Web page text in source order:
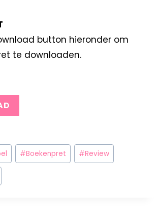
button hieronder om
te downloaden.
#Boekenpret #Review